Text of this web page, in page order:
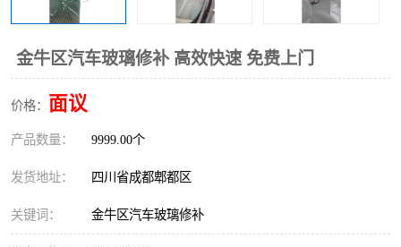
金牛区汽车玻璃修补 高效快速 免费上门
价格： 面议
产品数量： 9999.00个
发货地址： 四川省成都郫都区
关键词： 金牛区汽车玻璃修补